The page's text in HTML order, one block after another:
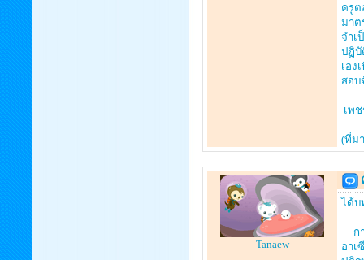
ครูต
มาต
จำเ
ปฏิบั
เอง
สอบ
เพ
(ที่ม
Tanaew
ได้บ
กา
อาเ